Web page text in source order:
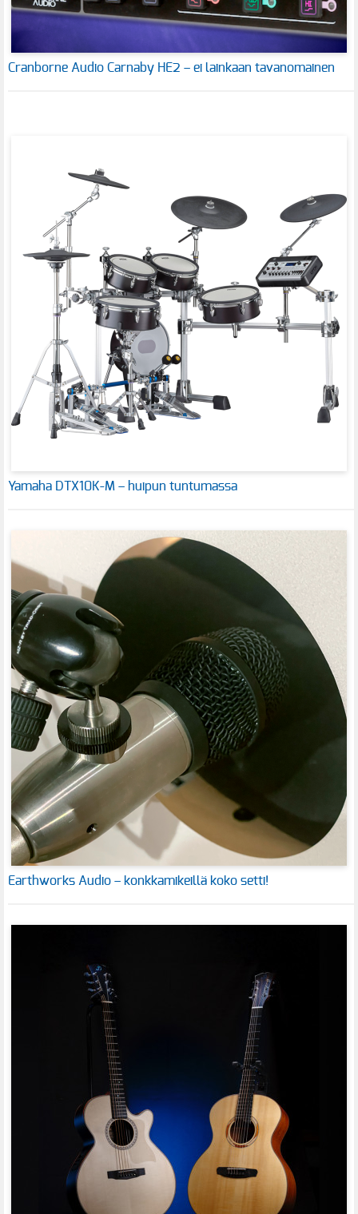
Cranborne Audio Carnaby HE2 – ei lainkaan tavanomainen
Yamaha DTX10K-M – huipun tuntumassa
Earthworks Audio – konkkamikeillä koko setti!